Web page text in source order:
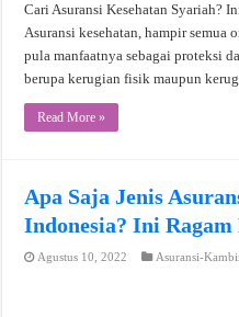
Cari Asuransi Kesehatan Syariah?
Asuransi kesehatan, hampir semua
pula manfaatnya sebagai proteksi
berupa kerugian fisik maupun
Read More »
Apa Saja Jenis
Indonesia? Ini
Agustus 10, 2022 Asuransi-